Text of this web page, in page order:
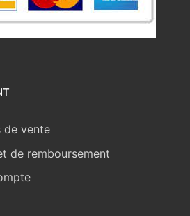
de vente
de remboursement